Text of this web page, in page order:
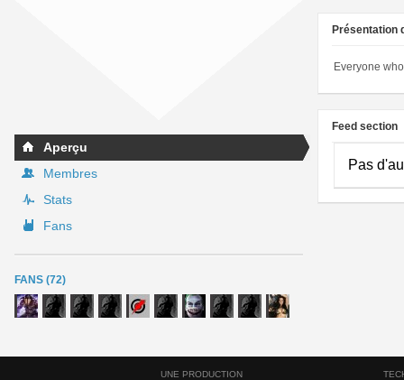
Aperçu
Membres
Stats
Fans
FANS (72)
Présentation
Everyone
Feed section
Pas
UNE PRODUCTION